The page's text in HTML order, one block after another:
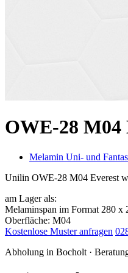
OWE-28 M04
Melamin Uni- und
Unilin OWE-28 M04 Everest
am Lager als:
Melaminspan im Format 280 x
Oberfläche: M04
Kostenlose Muster anfragen
Abholung in Bocholt ·